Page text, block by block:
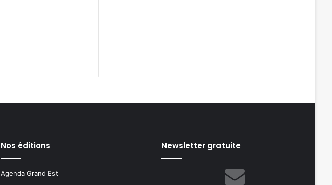
Nos éditions
Agenda Grand Est
Newsletter gratuite